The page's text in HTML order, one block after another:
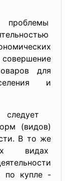
проблемы
для
и
cледует
(видов)
В то же
видaх
по купле -